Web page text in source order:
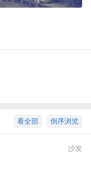
倒序浏览
看全部
沙发